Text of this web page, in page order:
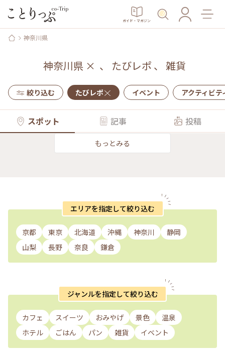
ガイド・マガジン
神奈川県
神奈川県 × 、 たびレポ 、 雑貨
絞り込む たびレポ イベント アクティビテ
スポット 記事 投稿
もっとみる
エリアを指定して絞り込む
京都 東京 北海道 沖縄 神奈川
静岡
山梨
長野 奈良 鎌倉
ジャンルを指定して絞り込む
カフェ スイーツ おみやげ 景色
温泉
ホテル
ごはん パン 雑貨 イベント